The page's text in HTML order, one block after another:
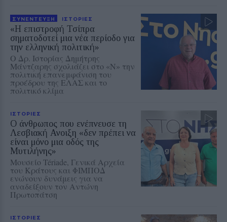
ΣΥΝΕΝΤΕΥΞΗ ΙΣΤΟΡΙΕΣ
«Η επιστροφή Τσίπρα
σηματοδοτεί μια νέα περίοδο για
την ελληνική πολιτική»
Ο Δρ. Ιστορίας Δημήτρης
Μάντζαρης σχολιάζει στο «Ν» την
πολιτική επανεμφάνιση του
προέδρου της ΕΛΑΣ και το
πολιτικό κλίμα
ΙΣΤΟΡΙΕΣ
Ο άνθρωπος που ενέπνευσε τη
Λεσβιακή Ανοιξη «δεν πρέπει να
είναι μόνο μια οδός της
Μυτιλήνης»
Μουσείο Tériade, Γενικά Αρχεία
του Κράτους και ΦΙΜΠΟΔ
ενώνουν δυνάμεις για να
αναδείξουν τον Αντώνη
Πρωτοπάτση
ΙΣΤΟΡΙΕΣ